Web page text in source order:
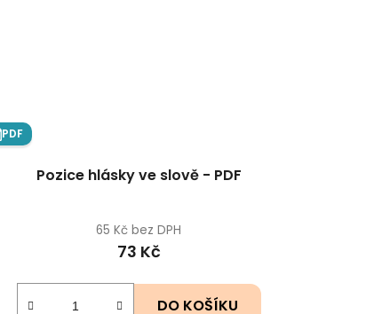
PDF
Pozice hlásky ve slově - PDF
65 Kč bez DPH
73 Kč
DO KOŠÍKU